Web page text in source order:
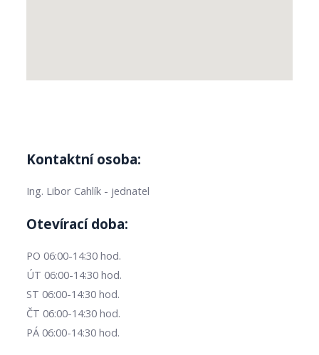
Kontaktní osoba:
Ing. Libor Cahlík - jednatel
Otevírací doba:
PO 06:00-14:30 hod.
ÚT 06:00-14:30 hod.
ST 06:00-14:30 hod.
ČT 06:00-14:30 hod.
PÁ 06:00-14:30 hod.